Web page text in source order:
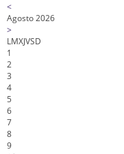
<
Agosto 2026
>
LMXJVSD
1
2
3
4
5
6
7
8
9